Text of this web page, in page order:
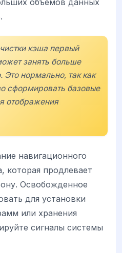
объемов данных
кэша первый
занять больше
нормально, так как
сформировать базовые
отображения
навигационного
которая продлевает
Освобожденное
для установки
или хранения
сигналы системы